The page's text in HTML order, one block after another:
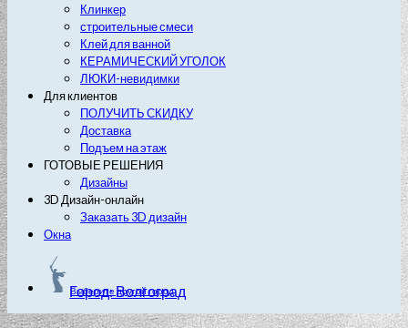
Клинкер
строительные смеси
Клей для ванной
КЕРАМИЧЕСКИЙ УГОЛОК
ЛЮКИ-невидимки
Для клиентов
ПОЛУЧИТЬ СКИДКУ
Доставка
Подъем на этаж
ГОТОВЫЕ РЕШЕНИЯ
Дизайны
3D Дизайн-онлайн
Заказать 3D дизайн
Окна
Город: Волгоград
Выберите другой город